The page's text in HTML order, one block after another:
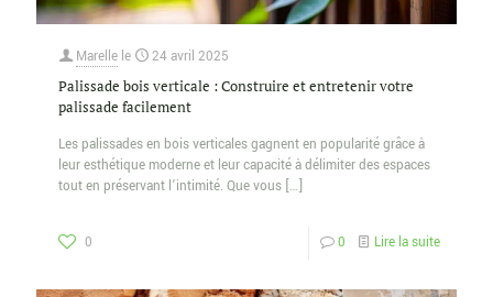
Marelle le 24 avril 2025
Palissade bois verticale : Construire et entretenir votre
palissade facilement
Les palissades en bois verticales gagnent en popularité grâce à
leur esthétique moderne et leur capacité à délimiter des espaces
tout en préservant l’intimité. Que vous […]
0 0 Lire la suite